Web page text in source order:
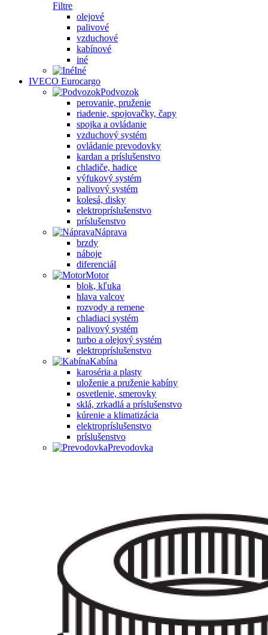
Filtre
olejové
palivové
vzduchové
kabínové
iné
Iné
IVECO Eurocargo
Podvozok
perovanie, pruženie
riadenie, spojovačky, čapy
spojka a ovládanie
vzduchový systém
ovládanie prevodovky
kardan a príslušenstvo
chladiče, hadice
výfukový systém
palivový systém
kolesá, disky
elektropríslušenstvo
príslušenstvo
Náprava
brzdy
náboje
diferenciál
Motor
blok, kľuka
hlava valcov
rozvody a remene
chladiaci systém
palivový systém
turbo a olejový systém
elektropríslušenstvo
Kabína
karoséria a plasty
uloženie a pruženie kabíny
osvetlenie, smerovky
sklá, zrkadlá a príslušenstvo
kúrenie a klimatizácia
elektropríslušenstvo
príslušenstvo
Prevodovka